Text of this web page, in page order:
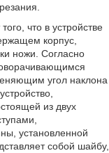
что в устройстве
корпус,
ножи. Согласно
угол наклона
из двух
установленной
собой шайбу,